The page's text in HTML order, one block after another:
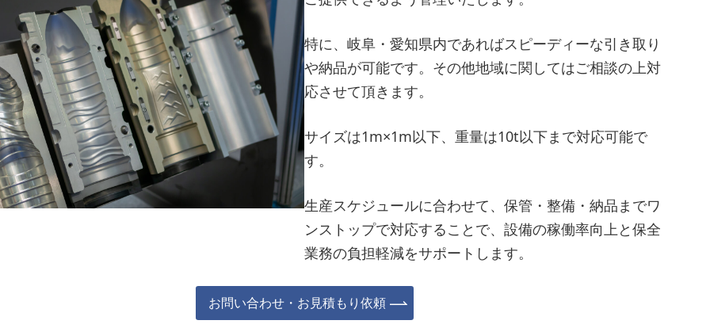
特に、岐阜・愛知県内であればスピーディーな引き取り
や納品が可能です。その他地域に関してはご相談の上対
応させて頂きます。
サイズは1m×1m以下、重量は10t以下まで対応可能で
す。
生産スケジュールに合わせて、保管・整備・納品までワ
ンストップで対応することで、設備の稼働率向上と保全
業務の負担軽減をサポートします。
お問い合わせ・お見積もり依頼